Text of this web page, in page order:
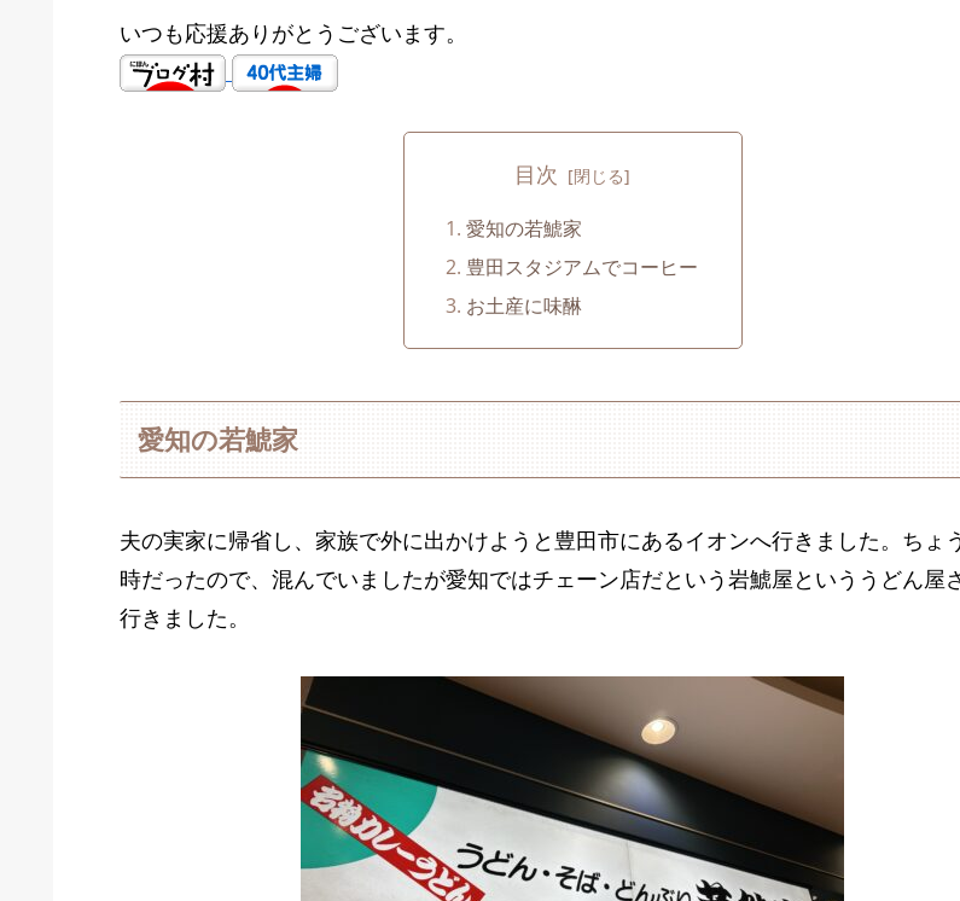
いつも応援ありがとうございます。
目次
愛知の若鯱家
豊田スタジアムでコーヒー
お土産に味醂
愛知の若鯱家
夫の実家に帰省し、家族で外に出かけようと豊田市にあるイオンへ行きました。ちょ
時だったので、混んでいましたが愛知ではチェーン店だという岩鯱屋といううどん屋
行きました。